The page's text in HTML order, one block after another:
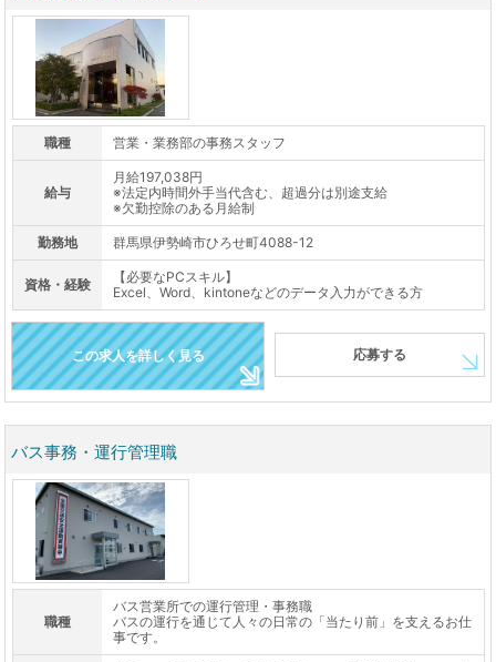
職種 営業・業務部の事務スタッフ
給与
月給197,038円
※法定内時間外手当代含む、超過分は別途支給
※欠勤控除のある月給制
勤務地 群馬県伊勢崎市ひろせ町4088-12
資格・経験
【必要なPCスキル】
Excel、Word、kintoneなどのデータ入力ができる方
この求人を詳しく見る 応募する
バス事務・運行管理職
職種
バス営業所での運行管理・事務職
バスの運行を通じて人々の日常の「当たり前」を支えるお仕
事です。